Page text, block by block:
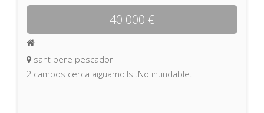
40 000 €
sant pere pescador
2 campos cerca aiguamolls .No inundable.